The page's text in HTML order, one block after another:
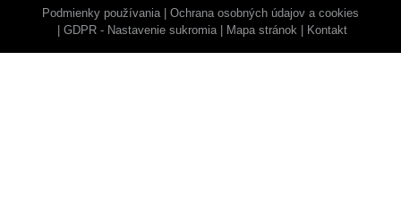
Podmienky používania
Ochrana osobných údajov a cookies
GDPR - Nastavenie sukromia
Mapa stránok Kontakt